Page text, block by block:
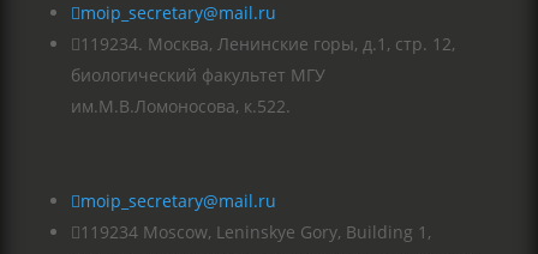
moip_secretary@mail.ru
119234. Москва, Ленинские горы, д.1, стр. 12,
биологический факультет МГУ
им.М.В.Ломоносова, к.522.
moip_secretary@mail.ru
119234 Moscow, Leninskye Gory, Building 1,